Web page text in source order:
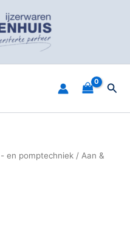
en pomptechniek / Aan &